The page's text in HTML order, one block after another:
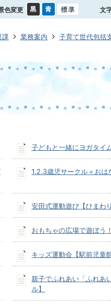
色変更 文
課 業務案内 子育て世代包括
子どもと一緒にヨガタイ
1.2.3歳児サークル＋おは
安田式運動遊び【ひまわ
おもちゃの広場で遊ぼう
キッズ運動会【駅前児童館
親子でふれあい「ふれあ
ル】